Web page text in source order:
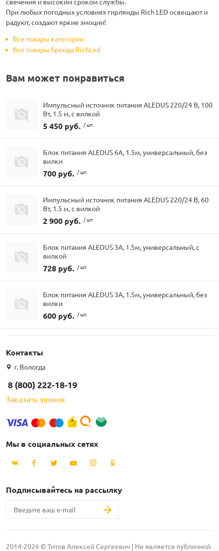
При любых погодных условиях гирлянды Rich LED освещают и
радуют, создают яркие эмоции!
Все товары категории
Все товары бренда RichLed
Вам может понравиться
Импульсный источник питания ALEDUS 220/24 В, 100
Вт, 1.5 м, с вилкой
5 450 руб. / шт.
Блок питания ALEDUS 6А, 1.5м, универсальный, без
вилки
700 руб. / шт.
Импульсный источник питания ALEDUS 220/24 В, 60
Вт, 1.5 м, с вилкой
2 900 руб. / шт.
Блок питания ALEDUS 3А, 1.5м, универсальный, с
вилкой
728 руб. / шт.
Блок питания ALEDUS 3А, 1.5м, универсальный, без
вилки
600 руб. / шт.
Контакты
г. Вологда
8 (800) 222-18-19
Заказать звонок
Мы в социальных сетях
Подписывайтесь на рассылку
2014-2026 © Титов Алексей Сергеевич | Не является публичной